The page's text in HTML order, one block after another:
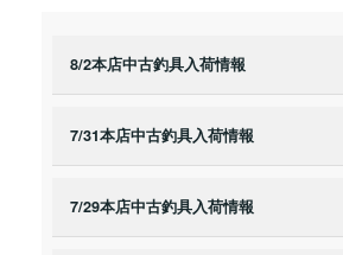
8/2本店中古釣具入荷情報
7/31本店中古釣具入荷情報
7/29本店中古釣具入荷情報